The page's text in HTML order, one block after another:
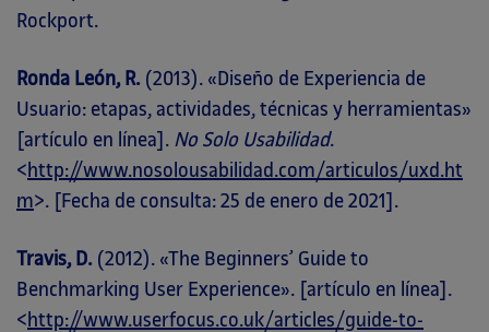
Rockport.
Ronda León, R. (2013). «Diseño de Experiencia de
Usuario: etapas, actividades, técnicas y herramientas»
[artículo en línea]. No Solo Usabilidad.
< http://www.nosolousabilidad.com/articulos/uxd.ht
m>. [Fecha de consulta: 25 de enero de 2021].
Travis, D. (2012). «The Beginners’ Guide to
Benchmarking User Experience». [artículo en línea].
< http://www.userfocus.co.uk/articles/guide-to-